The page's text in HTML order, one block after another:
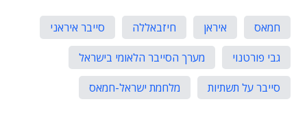
חמאס איראן חיזבאללה
סייבר איראני
גבי פורטנוי
מערך הסייבר הלאומי בישראל
סייבר על תשתיות
מלחמת ישראל-חמאס